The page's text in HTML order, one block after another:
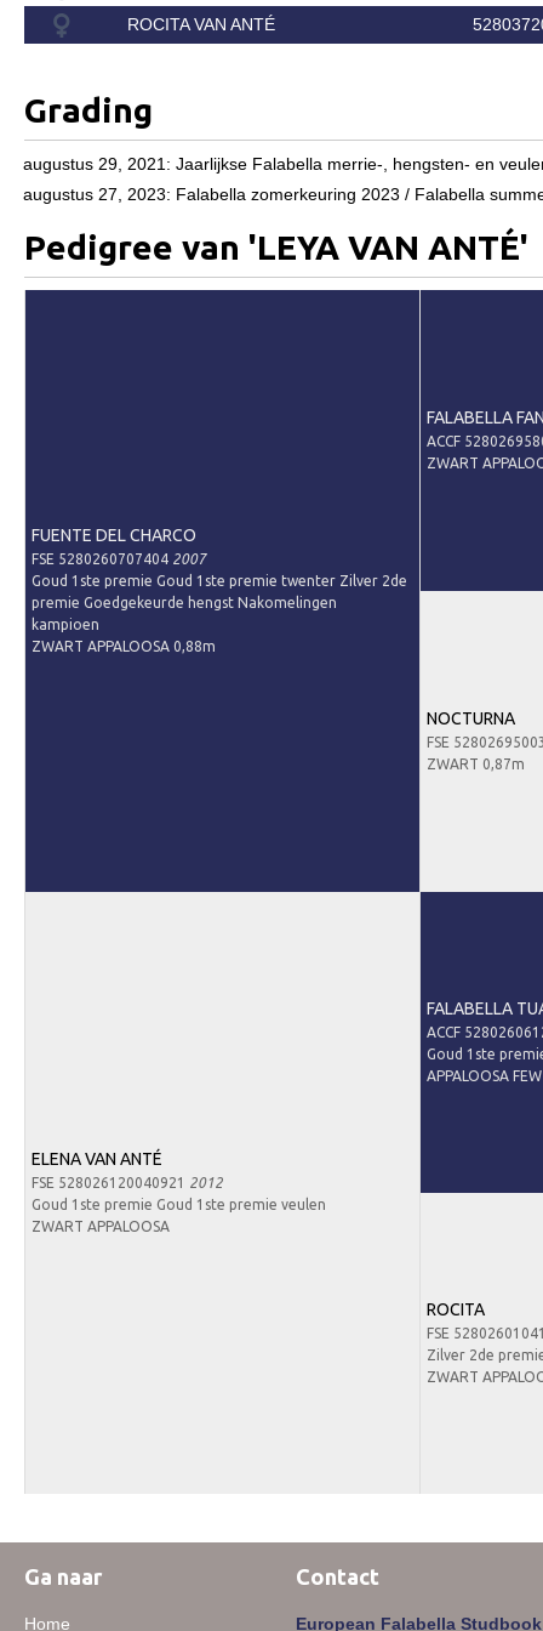
Veulen registratie
Hengsten
EFS Hengstendatabase
EFS Database
Evenementen
Contact
Nieuws
Downloads
ROCITA VAN ANTÉ
Grading
augustus 29, 2021: Jaarlijkse Falabella merrie-, hengsten- en
augustus 27, 2023: Falabella zomerkeuring 2023 / Falabella
Pedigree van 'LEYA VAN ANTÉ'
FUENTE DEL CHARCO
FSE 5280260707404 2007
Goud 1ste premie Goud 1ste premie twenter Zilver 2de
premie Goedgekeurde hengst Nakomelingen
kampioen
ZWART APPALOOSA 0,88m
FALABELLA
ACCF
ZWART
NOCTURNA
FSE
ZWART 0,87m
ELENA VAN ANTÉ
FSE 528026120040921 2012
Goud 1ste premie Goud 1ste premie veulen
ZWART APPALOOSA
FALABELLA
ACCF
Goud 1ste
APPALOOSA
ROCITA
FSE
Zilver 2de
ZWART
Ga naar
Home
Contact
European Falabella Studbook